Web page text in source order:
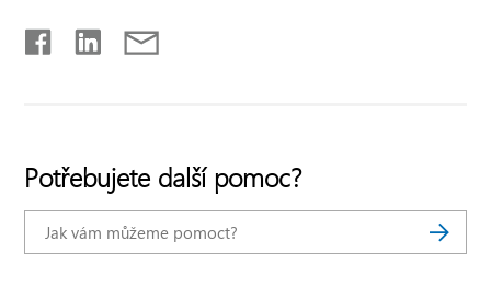
Potřebujete další pomoc?